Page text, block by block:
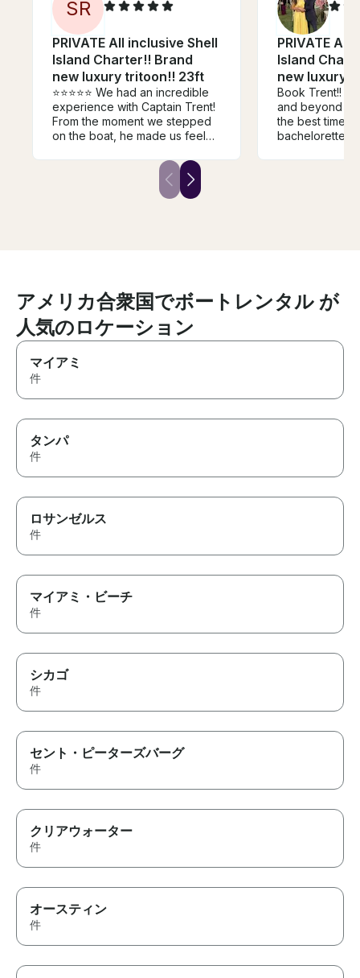
SR
PRIVATE All inclusive Shell
Island Charter!! Brand
new luxury tritoon!! 23ft
⭐️⭐️⭐️⭐️⭐️ We had an incredible
experience with Captain Trent!
From the moment we stepped
on the boat, he made us feel
had an amazing time. He was
professional, knowledgeable,
and made the entire trip fun,
and gave us plenty of time to
enjoy the water and take it all
in. If you’re looking for a
private charter with someone
you the best experience
one to book. We can’t thank
absolutely be back!
PRIVATE All
Island
new luxury
Book Trent!!
and beyond to
the best time
bachelorette
アメリカ合衆国でボートレンタル が
人気のロケーション
マイアミ
件
タンパ
件
ロサンゼルス
件
マイアミ・ビーチ
件
シカゴ
件
セント・ピーターズバーグ
件
クリアウォーター
件
オースティン
件